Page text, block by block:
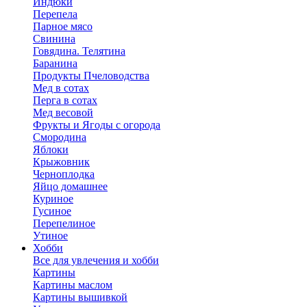
Перепела
Парное мясо
Свинина
Говядина. Телятина
Баранина
Продукты Пчеловодства
Мед в сотах
Перга в сотах
Мед весовой
Фрукты и Ягоды с огорода
Смородина
Яблоки
Крыжовник
Черноплодка
Яйцо домашнее
Куриное
Гусиное
Перепелиное
Утиное
Хобби
Все для увлечения и хобби
Картины
Картины маслом
Картины вышивкой